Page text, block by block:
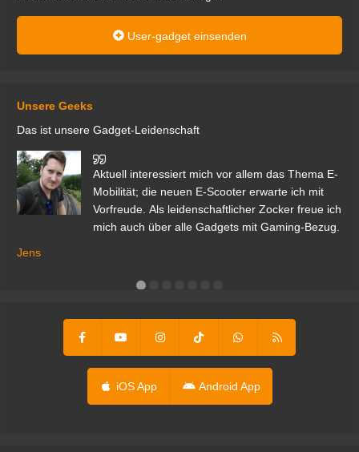
User-gadget einsenden
Unsere Geeks
Das ist unsere Gadget-Leidenschaft
Aktuell interessiert mich vor allem das Thema E-
Mobilität; die neuen E-Scooter erwarte ich mit
Vorfreude. Als leidenschaftlicher Zocker freue ich
mich auch über alle Gadgets mit Gaming-Bezug.
Jens
iOS App Android App